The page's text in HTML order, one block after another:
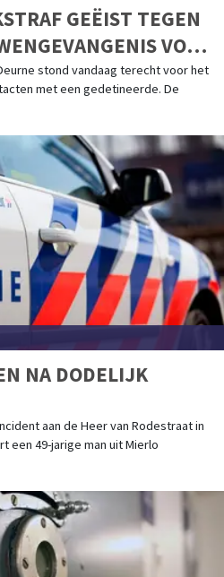
GEËIST TEGEN
VOOR
stond vandaag terecht voor het
met een gedetineerde. De
NA DODELIJK
aan de Heer van Rodestraat in
een 49-jarige man uit Mierlo